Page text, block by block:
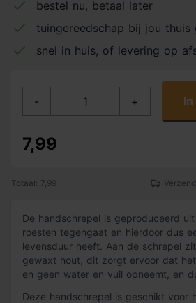
bestel nu, betaal later
tuingereedschap bij jou thuis
snel in huis, of levering op
- +
7,99
Totaal: 7,99
De handschrepel is geproduceerd
roesten tegengaat en hierdoor dus
levensduur heeft. Aan de schrepel
gewaxt hout, dit zorgt ervoor dat
en geen water en vuil opneemt, en
Deze handschrepel is geschikt voor